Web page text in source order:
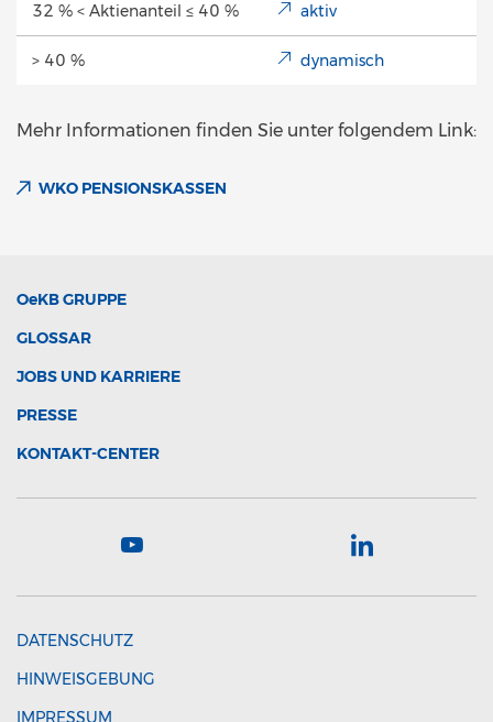
32 % < Aktienanteil ≤ 40 % aktiv
> 40 % dynamisch
Mehr Informationen finden Sie unter folgendem Link:
WKO PENSIONSKASSEN
OeKBGRUPPE
GLOSSAR
JOBS UND KARRIERE
PRESSE
KONTAKT-CENTER
DATENSCHUTZ
HINWEISGEBUNG
IMPRESSUM